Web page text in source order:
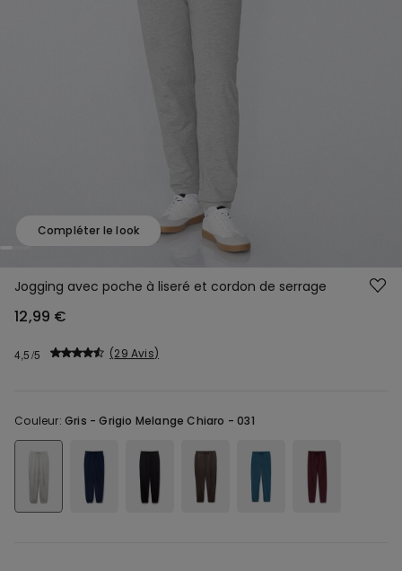
Compléter le look
Jogging avec poche à liseré et cordon de serrage
12,99 €
4,5 29 Avis
Couleur:Gris -Grigio Melange Chiaro - 031